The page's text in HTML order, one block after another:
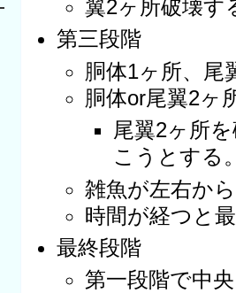
翼2ヶ所破壊す
第三段階
胴体1ヶ所、尾
胴体or尾翼2ヶ
尾翼2ヶ所
こうとする
雑魚が左右か
時間が経つと
最終段階
第一段階で中